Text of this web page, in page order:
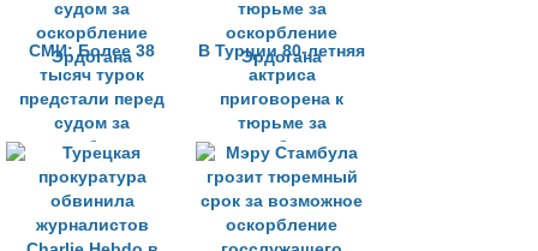
СМИ: Более 38
тысяч турок
предстали перед
судом за
оскорбление
Эрдогана
В Турции 80-летняя
актриса
приговорена к
тюрьме за
оскорбление
Эрдогана